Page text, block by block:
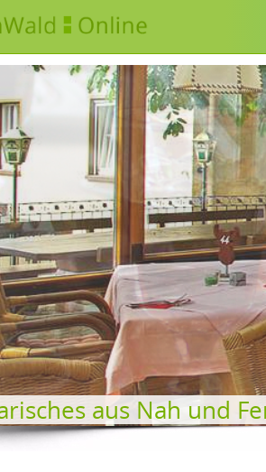
aus Nah und